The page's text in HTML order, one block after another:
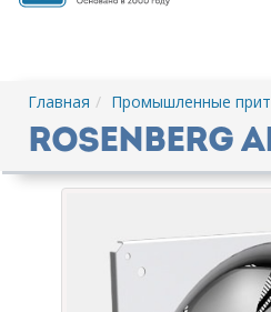
Главная Промышленные
Rosenberg